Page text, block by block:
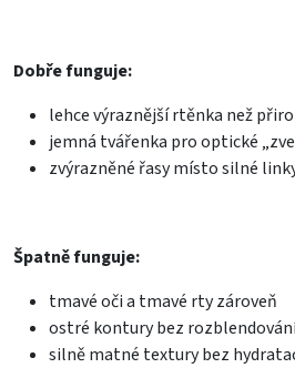
Dobře funguje:
lehce výraznější rtěnka než
jemná tvářenka pro optické
zvýrazněné řasy místo silné
Špatně funguje:
tmavé oči a tmavé rty zároveň
ostré kontury bez
silně matné textury bez